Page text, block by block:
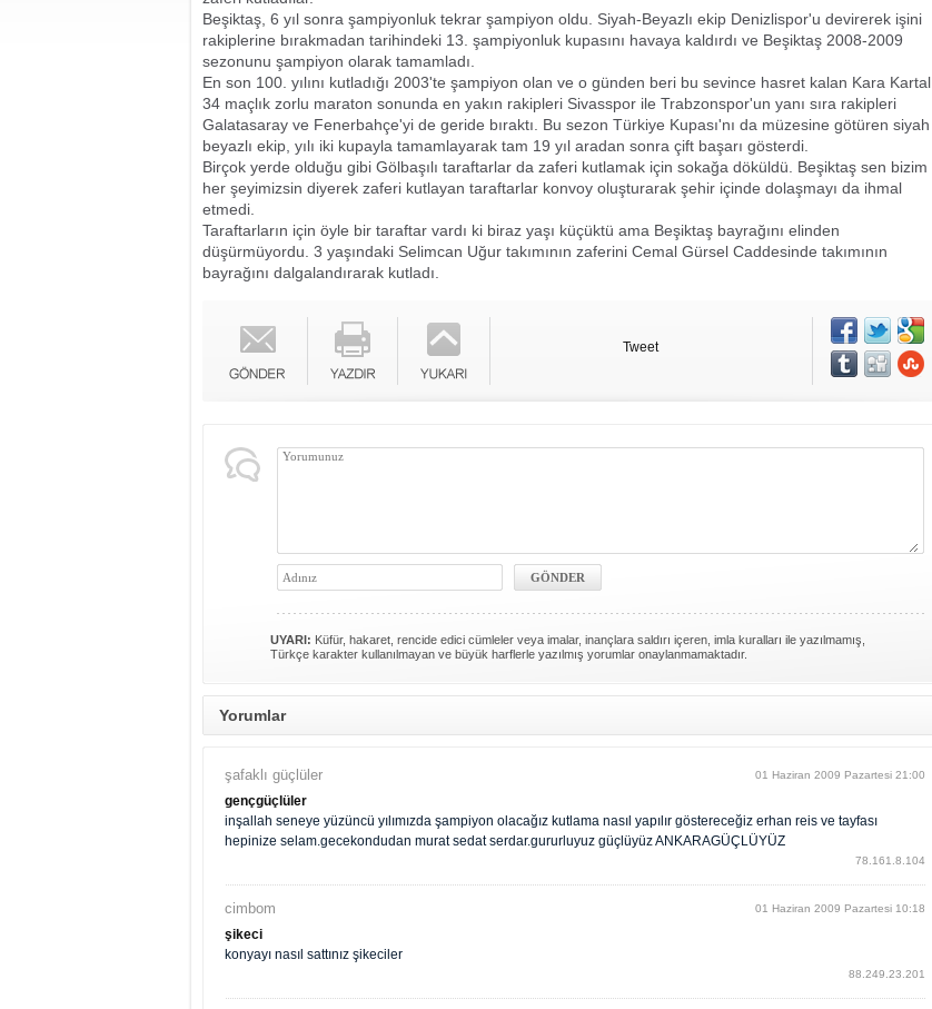
Beşiktaş, 6 yıl sonra şampiyonluk tekrar şampiyon oldu. Siyah-Beyazlı ekip Denizlispor'u devirerek işini
rakiplerine bırakmadan tarihindeki 13. şampiyonluk kupasını havaya kaldırdı ve Beşiktaş 2008-2009
sezonunu şampiyon olarak tamamladı.
En son 100. yılını kutladığı 2003'te şampiyon olan ve o günden beri bu sevince hasret kalan Kara Kartal
34 maçlık zorlu maraton sonunda en yakın rakipleri Sivasspor ile Trabzonspor'un yanı sıra rakipleri
Galatasaray ve Fenerbahçe'yi de geride bıraktı. Bu sezon Türkiye Kupası'nı da müzesine götüren siyah
beyazlı ekip, yılı iki kupayla tamamlayarak tam 19 yıl aradan sonra çift başarı gösterdi.
Birçok yerde olduğu gibi Gölbaşılı taraftarlar da zaferi kutlamak için sokağa döküldü. Beşiktaş sen bizim
her şeyimizsin diyerek zaferi kutlayan taraftarlar konvoy oluşturarak şehir içinde dolaşmayı da ihmal
etmedi.
Taraftarların için öyle bir taraftar vardı ki biraz yaşı küçüktü ama Beşiktaş bayrağını elinden
düşürmüyordu. 3 yaşındaki Selimcan Uğur takımının zaferini Cemal Gürsel Caddesinde takımının
bayrağını dalgalandırarak kutladı.
Tweet
UYARI: Küfür, hakaret, rencide edici cümleler veya imalar, inançlara saldırı içeren, imla kuralları ile yazılmamış,
Türkçe karakter kullanılmayan ve büyük harflerle yazılmış yorumlar onaylanmamaktadır.
Yorumlar
şafaklı güçlüler 01 Haziran 2009 Pazartesi 21:00
gençgüçlüler
inşallah seneye yüzüncü yılımızda şampiyon olacağız kutlama nasıl yapılır göstereceğiz erhan reis ve tayfası
hepinize selam.gecekondudan murat sedat serdar.gururluyuz güçlüyüz ANKARAGÜÇLÜYÜZ
78.161.8.104
cimbom 01 Haziran 2009 Pazartesi 10:18
şikeci
konyayı nasıl sattınız şikeciler
88.249.23.201